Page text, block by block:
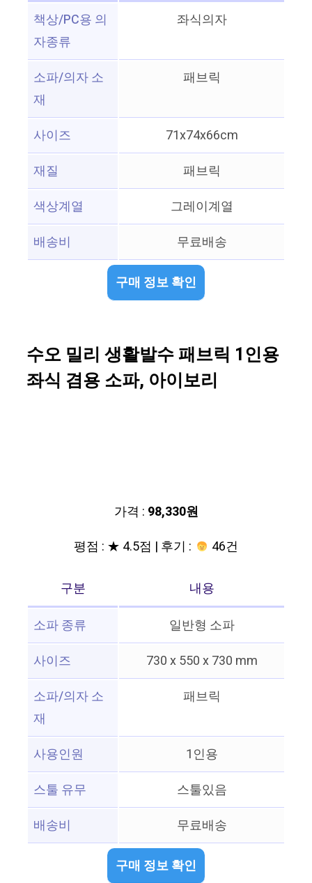
책상/PC용 의
자종류
좌식의자
소파/의자 소
재
패브릭
사이즈
71x74x66cm
재질
패브릭
색상계열
그레이계열
배송비
무료배송
구매 정보 확인
수오 밀리 생활발수 패브릭 1인용
좌식 겸용 소파, 아이보리
가격 : 98,330원
평점 : ★ 4.5점 | 후기 :
46건
구분
내용
소파 종류
일반형 소파
사이즈
730 x 550 x 730 mm
소파/의자 소
재
패브릭
사용인원
1인용
스툴 유무
스툴있음
배송비
무료배송
구매 정보 확인